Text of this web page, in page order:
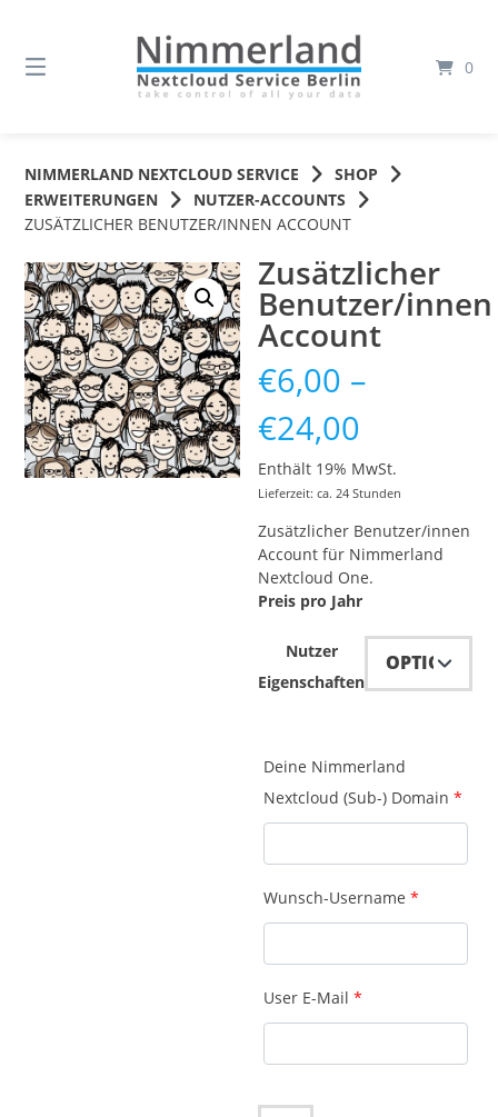
Inhalt
0
NIMMERLAND NEXTCLOUD SERVICE
SHOP
ERWEITERUNGEN
NUTZER-ACCOUNTS
ZUSÄTZLICHER BENUTZER/INNEN ACCOUNT
Zusätzlicher
Benutzer/innen
Account
€6,00 –
€24,00
€6,00
bis
€24,00
Enthält 19% MwSt.
Lieferzeit: ca. 24 Stunden
Zusätzlicher Benutzer/innen
Account für Nimmerland
Nextcloud One.
Preis pro Jahr
Nutzer
Eigenschaften
Deine Nimmerland
Nextcloud (Sub-) Domain *
Wunsch-Username *
User E-Mail *